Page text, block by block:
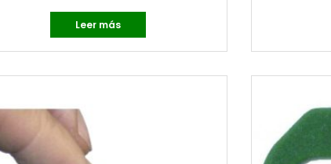
Leer más